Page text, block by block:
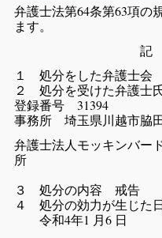
弁護士法第64条第63項の
ます。
記
１ 処分をした弁護士
２ 処分を受けた弁護士
登録番号
事務所 埼玉県川越市脇
弁護士法人モッキンバー
所
３ 処分の内
４ 処分の効力が生じた
令和4年1 月6 日